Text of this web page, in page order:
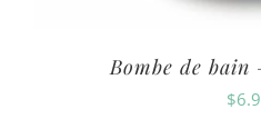
Bombe de
$